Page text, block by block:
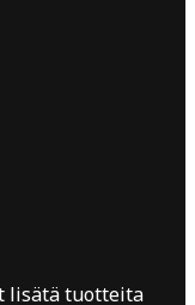
lisätä tuotteita